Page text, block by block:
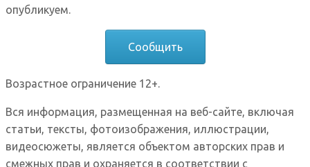
опубликуем.
Сообщить
Возрастное ограничение 12+.
Вся информация, размещенная на веб-сайте, включая
статьи, тексты, фотоизображения, иллюстрации,
видеосюжеты, является объектом авторских прав и
смежных прав и охраняется в соответствии с